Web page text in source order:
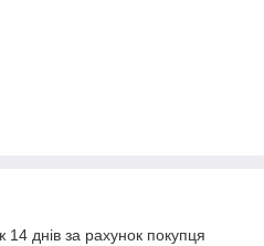
днів за рахунок покупця